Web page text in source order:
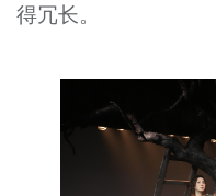
得冗长。